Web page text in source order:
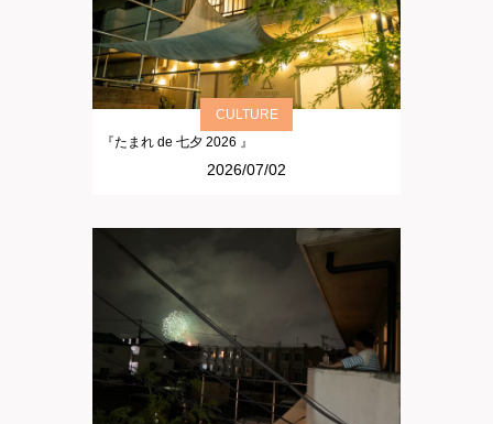
CULTURE
『たまれ de 七夕 2026 』
2026/07/02